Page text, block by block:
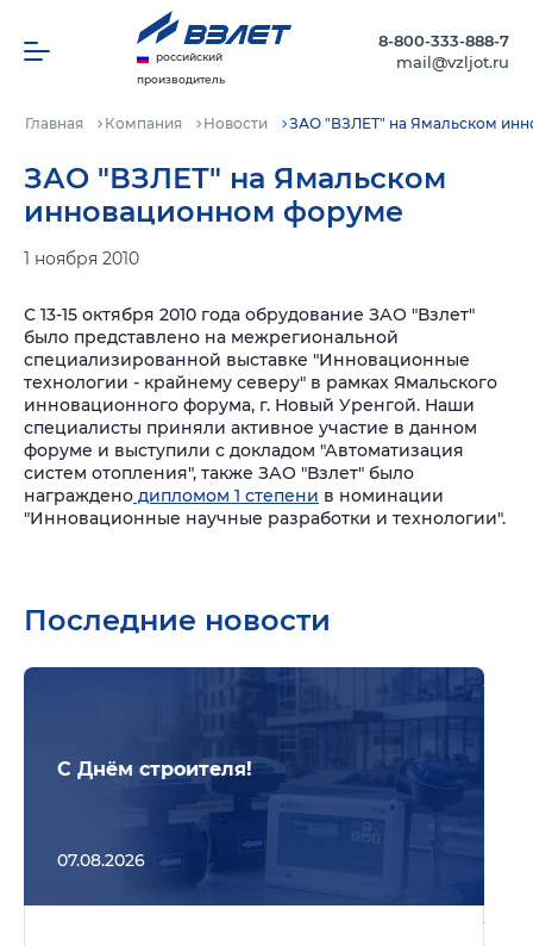
российский
производитель
8-800-333-888-7
mail@vzljot.ru
Главная Компания Новости ЗАО "ВЗЛЕТ" на Ямальском
ЗАО "ВЗЛЕТ" на Ямальском
инновационном форуме
1 ноября 2010
С 13-15 октября 2010 года обрудование ЗАО "Взлет"
было представлено на межрегиональной
специализированной выставке "Инновационные
технологии - крайнему северу" в рамках Ямальского
инновационного форума, г. Новый Уренгой. Наши
специалисты приняли активное участие в данном
форуме и выступили с докладом "Автоматизация
систем отопления", также ЗАО "Взлет" было
награждено дипломом 1 степени в номинации
"Инновационные научные разработки и технологии".
Последние новости
С Днём строителя!
07.08.2026